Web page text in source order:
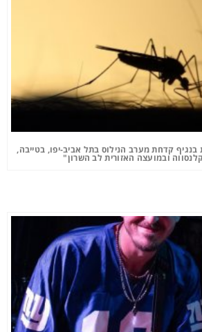
בנגיף קדחת מערב הנילוס בתל אביב-יפו, בטייבה,
ובמועצה האזורית לב השרון"